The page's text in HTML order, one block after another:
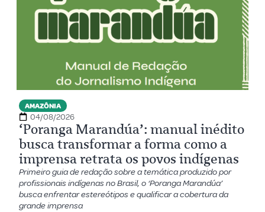
AMAZÔNIA
04/08/2026
‘Poranga Marandúa’: manual inédito
busca transformar a forma como a
imprensa retrata os povos indígenas
Primeiro guia de redação sobre a temática produzido por
profissionais indígenas no Brasil, o ‘Poranga Marandúa’
busca enfrentar estereótipos e qualificar a cobertura da
grande imprensa